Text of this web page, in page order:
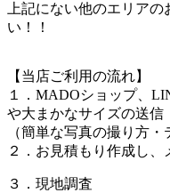
上記にない他のエリア
い！！
【当店ご利用の流れ】
１．MADOショップ、
や大まかなサイズの送信
（簡単な写真の撮り方
２．お見積もり作成し
３．現地調査